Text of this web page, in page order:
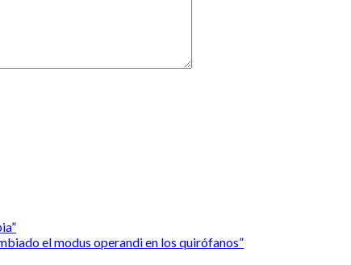
el modus operandi en los quirófanos”